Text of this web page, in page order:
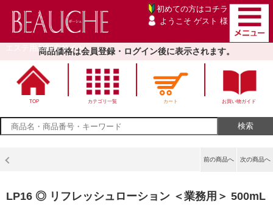
エステ用品卸売サイト
初めての方は コチラ
ようこそ ゲスト 様
商品価格は会員登録・ログイン後に表示されます。
TOP カテゴリ一覧 カート お買い物ガイド
次の商品へ
前の商品へ
LP16 ◎ リフレッシュローション ＜業務用＞ 500mL